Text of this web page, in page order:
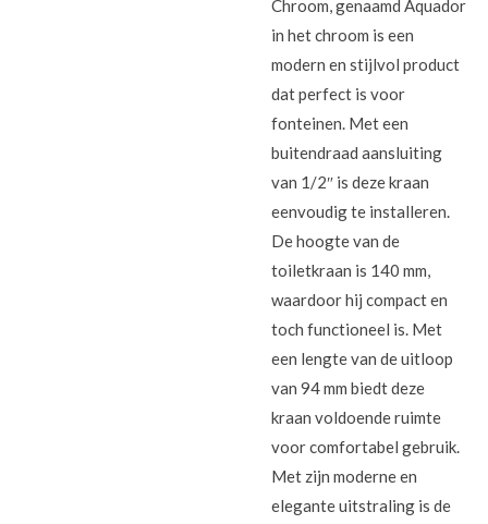
Chroom, genaamd Aquador
in het chroom is een
modern en stijlvol product
dat perfect is voor
fonteinen. Met een
buitendraad aansluiting
van 1/2″ is deze kraan
eenvoudig te installeren.
De hoogte van de
toiletkraan is 140 mm,
waardoor hij compact en
toch functioneel is. Met
een lengte van de uitloop
van 94 mm biedt deze
kraan voldoende ruimte
voor comfortabel gebruik.
Met zijn moderne en
elegante uitstraling is de